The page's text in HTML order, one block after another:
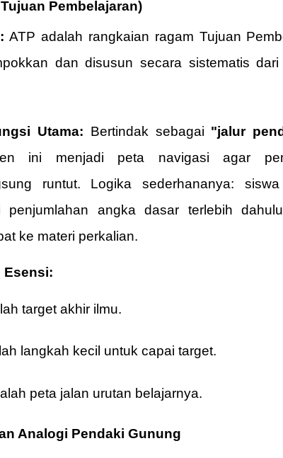
Pembelajaran)
ATP adalah rangkaian ragam Tujuan
dan disusun secara sistematis
Utama: Bertindak sebagai "jalur
ini menjadi peta navigasi agar
runtut. Logika sederhananya:
penjumlahan angka dasar terlebih
ke materi perkalian.
Esensi:
target akhir ilmu.
langkah kecil untuk capai target.
peta jalan urutan belajarnya.
Analogi Pendaki Gunung